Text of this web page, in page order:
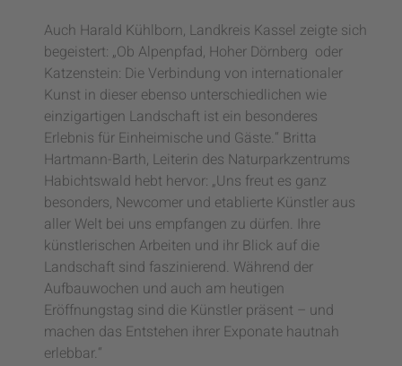
Auch Harald Kühlborn, Landkreis Kassel zeigte sich
begeistert: „Ob Alpenpfad, Hoher Dörnberg oder
Katzenstein: Die Verbindung von internationaler
Kunst in dieser ebenso unterschiedlichen wie
einzigartigen Landschaft ist ein besonderes
Erlebnis für Einheimische und Gäste.“ Britta
Hartmann-Barth, Leiterin des Naturparkzentrums
Habichtswald hebt hervor: „Uns freut es ganz
besonders, Newcomer und etablierte Künstler aus
aller Welt bei uns empfangen zu dürfen. Ihre
künstlerischen Arbeiten und ihr Blick auf die
Landschaft sind faszinierend. Während der
Aufbauwochen und auch am heutigen
Eröffnungstag sind die Künstler präsent – und
machen das Entstehen ihrer Exponate hautnah
erlebbar.“